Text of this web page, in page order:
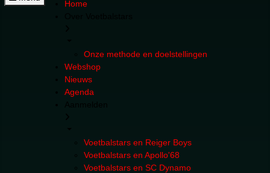
Home
Onze methode en doelstellingen
Webshop
Nieuws
Agenda
Voetbalstars en Reiger Boys
Voetbalstars en Apollo'68
Voetbalstars en SC Dynamo